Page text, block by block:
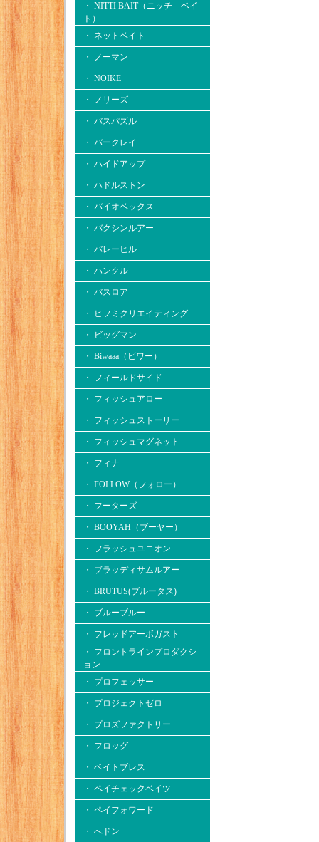
・ NITTI BAIT（ニッチ ベイ
ト）
・ ネットベイト
・ ノーマン
・ NOIKE
・ ノリーズ
・ バスパズル
・ バークレイ
・ ハイドアップ
・ ハドルストン
・ バイオベックス
・ バクシンルアー
・ バレーヒル
・ ハンクル
・ バスロア
・ ヒフミクリエイティング
・ ビッグマン
・ Biwaaa（ビワー）
・ フィールドサイド
・ フィッシュアロー
・ フィッシュストーリー
・ フィッシュマグネット
・ フィナ
・ FOLLOW（フォロー）
・ フーターズ
・ BOOYAH（ブーヤー）
・ フラッシュユニオン
・ ブラッディサムルアー
・ BRUTUS(ブルータス)
・ ブルーブルー
・ フレッドアーボガスト
・ フロントラインプロダクシ
ョン
・ プロフェッサー
・ プロジェクトゼロ
・ プロズファクトリー
・ フロッグ
・ ベイトブレス
・ ペイチェックベイツ
・ ペイフォワード
・ へドン